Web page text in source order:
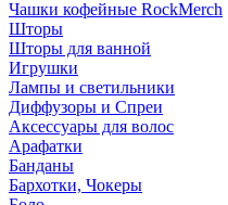
Чашки кофейные RockMerch
Шторы
Шторы для ванной
Игрушки
Лампы и светильники
Диффузоры и Спреи
Аксессуары для волос
Арафатки
Банданы
Бархотки, Чокеры